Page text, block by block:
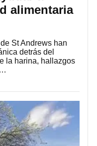
alimentaria
St Andrews han
detrás del
la harina, hallazgos